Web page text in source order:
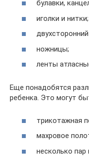
булавки,
иголки и нитки;
ножницы;
ленты
Еще понадобятся
ребенка. Это могут
трикотажная
махровое
несколько пар